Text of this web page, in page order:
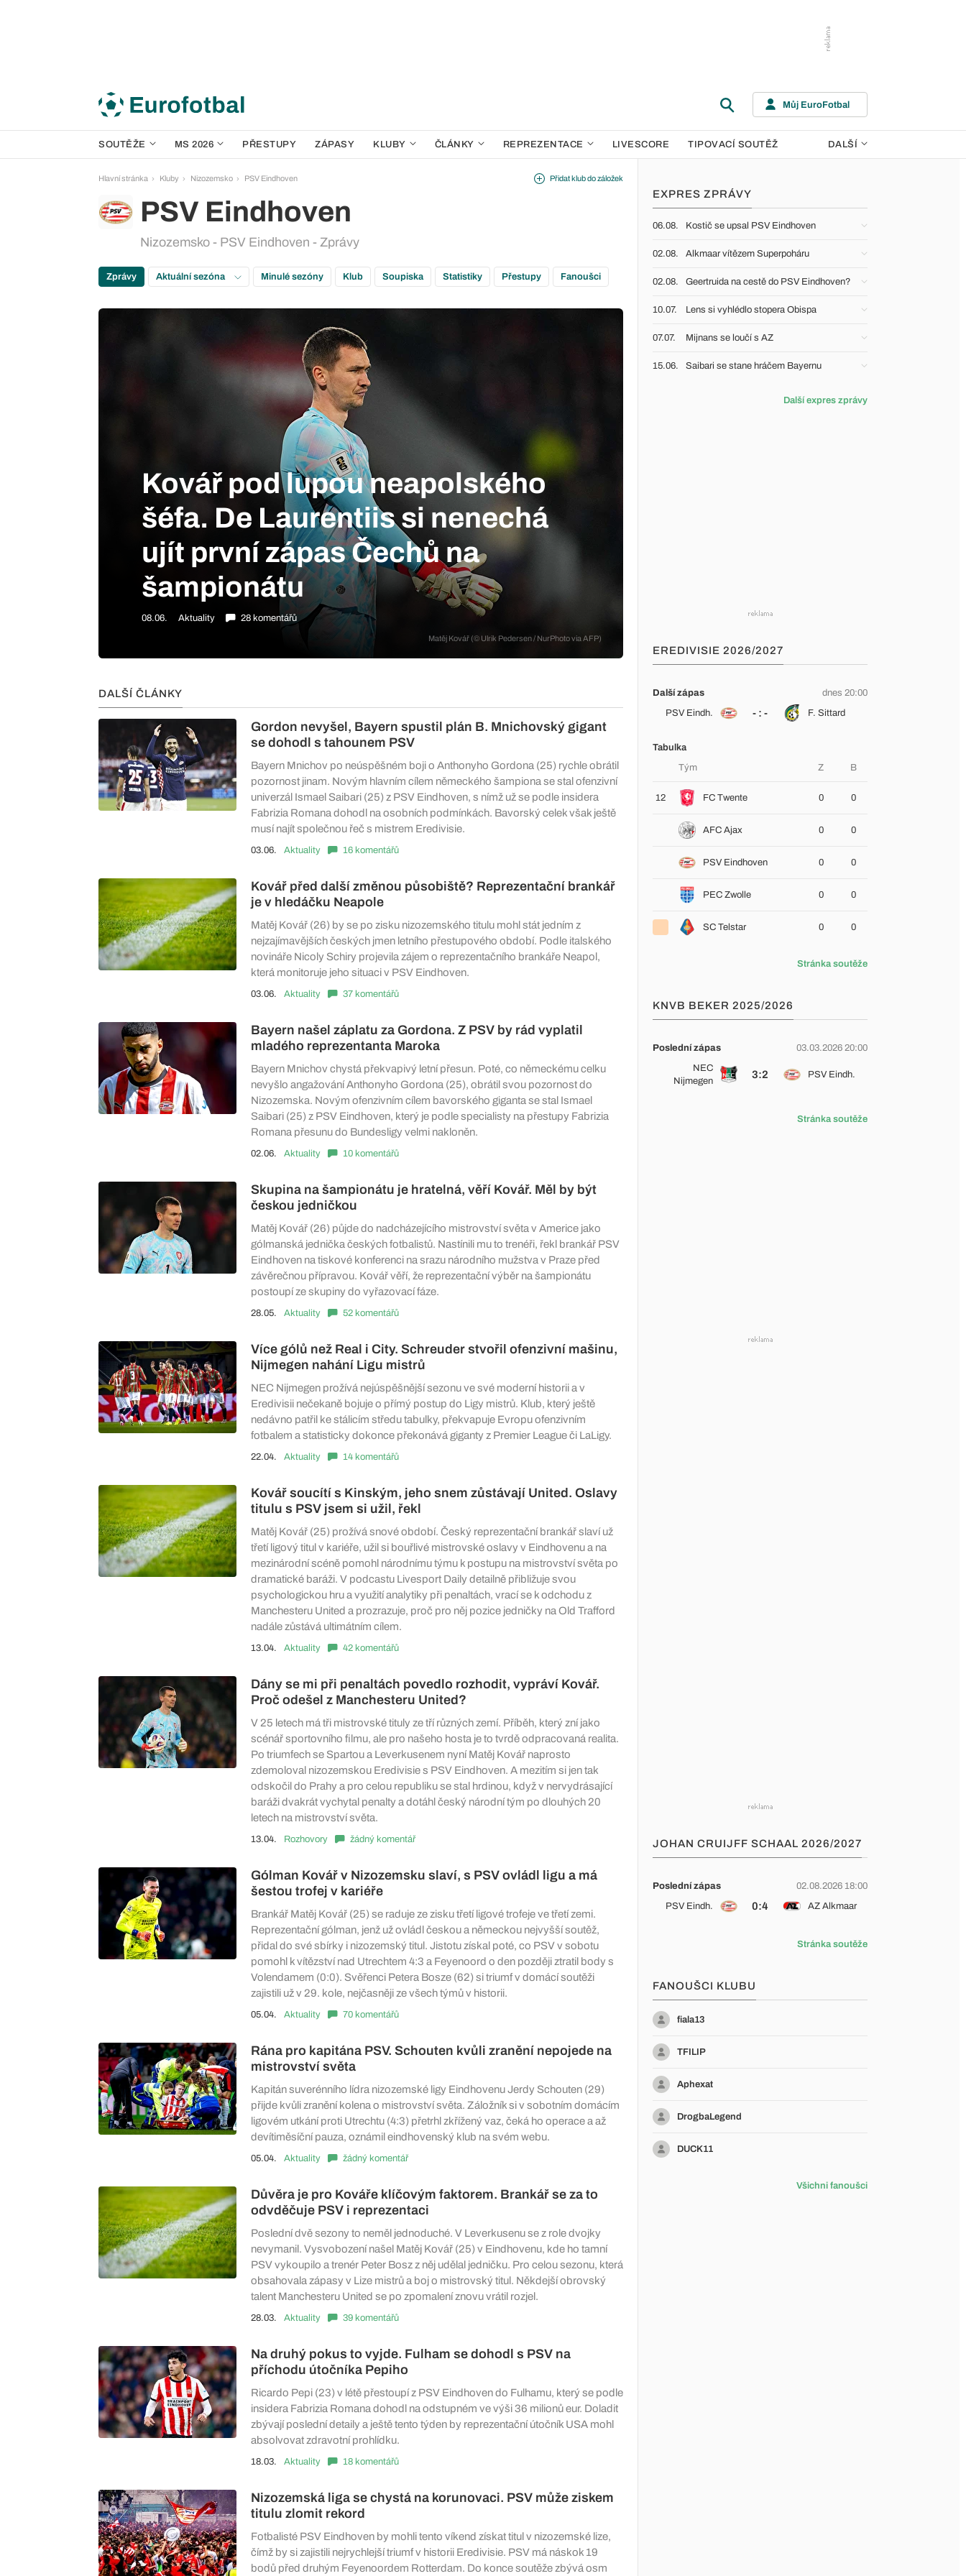
Můj EuroFotbal
SOUTĚŽE MS 2026 PŘESTUPY ZÁPASY KLUBY ČLÁNKY REPREZENTACE LIVESCORE TIPOVACÍ SOUTĚŽ DALŠÍ
Hlavní stránka Kluby Nizozemsko PSV Eindhoven
PSV Eindhoven
Nizozemsko - PSV Eindhoven - Zprávy
Přidat klub do záložek
Zprávy Aktuální sezóna Minulé sezóny Klub Soupiska Statistiky Přestupy Fanoušci
Matěj Kovář (© Ulrik Pedersen / NurPhoto via AFP)
Kovář pod lupou neapolského
šéfa. De Laurentiis si nenechá
ujít první zápas Čechů na
šampionátu
08.06. Aktuality 28 komentářů
DALŠÍ ČLÁNKY
Gordon nevyšel, Bayern spustil plán B. Mnichovský gigant
se dohodl s tahounem PSV
Bayern Mnichov po neúspěšném boji o Anthonyho Gordona (25) rychle obrátil
pozornost jinam. Novým hlavním cílem německého šampiona se stal ofenzivní
univerzál Ismael Saibari (25) z PSV Eindhoven, s nímž už se podle insidera
Fabrizia Romana dohodl na osobních podmínkách. Bavorský celek však ještě
musí najít společnou řeč s mistrem Eredivisie.
03.06. Aktuality 16 komentářů
Kovář před další změnou působiště? Reprezentační brankář
je v hledáčku Neapole
Matěj Kovář (26) by se po zisku nizozemského titulu mohl stát jedním z
nejzajímavějších českých jmen letního přestupového období. Podle italského
novináře Nicoly Schiry projevila zájem o reprezentačního brankáře Neapol,
která monitoruje jeho situaci v PSV Eindhoven.
03.06. Aktuality 37 komentářů
Bayern našel záplatu za Gordona. Z PSV by rád vyplatil
mladého reprezentanta Maroka
Bayern Mnichov chystá překvapivý letní přesun. Poté, co německému celku
nevyšlo angažování Anthonyho Gordona (25), obrátil svou pozornost do
Nizozemska. Novým ofenzivním cílem bavorského giganta se stal Ismael
Saibari (25) z PSV Eindhoven, který je podle specialisty na přestupy Fabrizia
Romana přesunu do Bundesligy velmi nakloněn.
02.06. Aktuality 10 komentářů
Skupina na šampionátu je hratelná, věří Kovář. Měl by být
českou jedničkou
Matěj Kovář (26) půjde do nadcházejícího mistrovství světa v Americe jako
gólmanská jednička českých fotbalistů. Nastínili mu to trenéři, řekl brankář PSV
Eindhoven na tiskové konferenci na srazu národního mužstva v Praze před
závěrečnou přípravou. Kovář věří, že reprezentační výběr na šampionátu
postoupí ze skupiny do vyřazovací fáze.
28.05. Aktuality 52 komentářů
Více gólů než Real i City. Schreuder stvořil ofenzivní mašinu,
Nijmegen nahání Ligu mistrů
NEC Nijmegen prožívá nejúspěšnější sezonu ve své moderní historii a v
Eredivisii nečekaně bojuje o přímý postup do Ligy mistrů. Klub, který ještě
nedávno patřil ke stálicím středu tabulky, překvapuje Evropu ofenzivním
fotbalem a statisticky dokonce překonává giganty z Premier League či LaLigy.
22.04. Aktuality 14 komentářů
Kovář soucítí s Kinským, jeho snem zůstávají United. Oslavy
titulu s PSV jsem si užil, řekl
Matěj Kovář (25) prožívá snové období. Český reprezentační brankář slaví už
třetí ligový titul v kariéře, užil si bouřlivé mistrovské oslavy v Eindhovenu a na
mezinárodní scéně pomohl národnímu týmu k postupu na mistrovství světa po
dramatické baráži. V podcastu Livesport Daily detailně přibližuje svou
psychologickou hru a využití analytiky při penaltách, vrací se k odchodu z
Manchesteru United a prozrazuje, proč pro něj pozice jedničky na Old Trafford
nadále zůstává ultimátním cílem.
13.04. Aktuality 42 komentářů
Dány se mi při penaltách povedlo rozhodit, vypráví Kovář.
Proč odešel z Manchesteru United?
V 25 letech má tři mistrovské tituly ze tří různých zemí. Příběh, který zní jako
scénář sportovního filmu, ale pro našeho hosta je to tvrdě odpracovaná realita.
Po triumfech se Spartou a Leverkusenem nyní Matěj Kovář naprosto
zdemoloval nizozemskou Eredivisie s PSV Eindhoven. A mezitím si jen tak
odskočil do Prahy a pro celou republiku se stal hrdinou, když v nervydrásající
baráži dvakrát vychytal penalty a dotáhl český národní tým po dlouhých 20
letech na mistrovství světa.
13.04. Rozhovory žádný komentář
Gólman Kovář v Nizozemsku slaví, s PSV ovládl ligu a má
šestou trofej v kariéře
Brankář Matěj Kovář (25) se raduje ze zisku třetí ligové trofeje ve třetí zemi.
Reprezentační gólman, jenž už ovládl českou a německou nejvyšší soutěž,
přidal do své sbírky i nizozemský titul. Jistotu získal poté, co PSV v sobotu
pomohl k vítězství nad Utrechtem 4:3 a Feyenoord o den později ztratil body s
Volendamem (0:0). Svěřenci Petera Bosze (62) si triumf v domácí soutěži
zajistili už v 29. kole, nejčasněji ze všech týmů v historii.
05.04. Aktuality 70 komentářů
Rána pro kapitána PSV. Schouten kvůli zranění nepojede na
mistrovství světa
Kapitán suverénního lídra nizozemské ligy Eindhovenu Jerdy Schouten (29)
přijde kvůli zranění kolena o mistrovství světa. Záložník si v sobotním domácím
ligovém utkání proti Utrechtu (4:3) přetrhl zkřížený vaz, čeká ho operace a až
devítiměsíční pauza, oznámil eindhovenský klub na svém webu.
05.04. Aktuality žádný komentář
Důvěra je pro Kováře klíčovým faktorem. Brankář se za to
odvděčuje PSV i reprezentaci
Poslední dvě sezony to neměl jednoduché. V Leverkusenu se z role dvojky
nevymanil. Vysvobození našel Matěj Kovář (25) v Eindhovenu, kde ho tamní
PSV vykoupilo a trenér Peter Bosz z něj udělal jedničku. Pro celou sezonu, která
obsahovala zápasy v Lize mistrů a boj o mistrovský titul. Někdejší obrovský
talent Manchesteru United se po zpomalení znovu vrátil rozjel.
28.03. Aktuality 39 komentářů
Na druhý pokus to vyjde. Fulham se dohodl s PSV na
příchodu útočníka Pepiho
Ricardo Pepi (23) v létě přestoupí z PSV Eindhoven do Fulhamu, který se podle
insidera Fabrizia Romana dohodl na odstupném ve výši 36 milionů eur. Doladit
zbývají poslední detaily a ještě tento týden by reprezentační útočník USA mohl
absolvovat zdravotní prohlídku.
18.03. Aktuality 18 komentářů
Nizozemská liga se chystá na korunovaci. PSV může ziskem
titulu zlomit rekord
Fotbalisté PSV Eindhoven by mohli tento víkend získat titul v nizozemské lize,
čímž by si zajistili nejrychlejší triumf v historii Eredivisie. PSV má náskok 19
bodů před druhým Feyenoordem Rotterdam. Do konce soutěže zbývá osm
EXPRES ZPRÁVY
06.08. Kostič se upsal PSV Eindhoven
02.08. Alkmaar vítězem Superpoháru
02.08. Geertruida na cestě do PSV Eindhoven?
10.07. Lens si vyhlédlo stopera Obispa
07.07. Mijnans se loučí s AZ
15.06. Saibari se stane hráčem Bayernu
Další expres zprávy
EREDIVISIE 2026/2027
Další zápas
dnes 20:00
PSV Eindh.
- : - F. Sittard
Tabulka
Tým
Z B
12 FC Twente 0 0
AFC Ajax 0 0
PSV Eindhoven 0 0
PEC Zwolle 0 0
SC Telstar 0 0
Stránka soutěže
KNVB BEKER 2025/2026
Poslední zápas
03.03.2026 20:00
NEC
Nijmegen
3:2 PSV Eindh.
Stránka soutěže
JOHAN CRUIJFF SCHAAL 2026/2027
Poslední zápas
02.08.2026 18:00
PSV Eindh.
0:4 AZ Alkmaar
Stránka soutěže
FANOUŠCI KLUBU
fiala13
TFILIP
Aphexat
DrogbaLegend
DUCK11
Všichni fanoušci